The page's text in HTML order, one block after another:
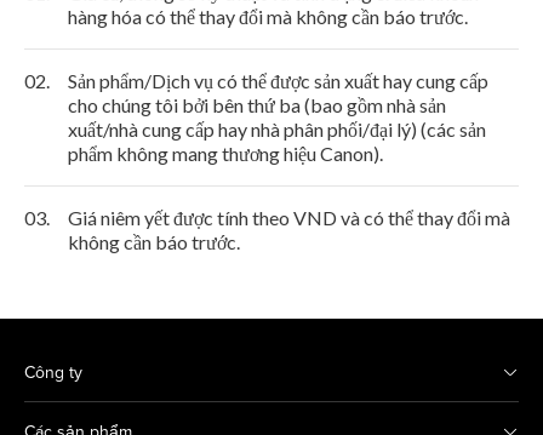
hàng hóa có thể thay đổi mà không cần báo trước.
02.
Sản phẩm/Dịch vụ có thể được sản xuất hay cung cấp
cho chúng tôi bởi bên thứ ba (bao gồm nhà sản
xuất/nhà cung cấp hay nhà phân phối/đại lý) (các sản
phẩm không mang thương hiệu Canon).
03.
Giá niêm yết được tính theo VND và có thể thay đổi mà
không cần báo trước.
Công ty